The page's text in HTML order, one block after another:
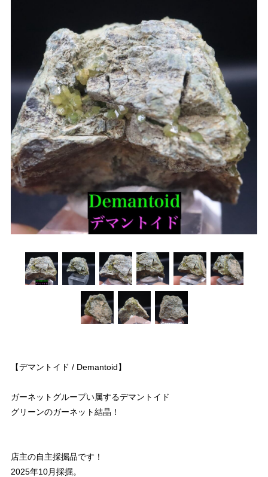
【デマントイド / Demantoid】
ガーネットグループい属するデマントイド
グリーンのガーネット結晶！
店主の自主採掘品です！
2025年10月採掘。